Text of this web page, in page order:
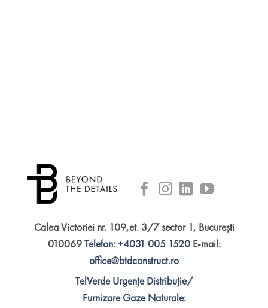
Calea Victoriei nr. 109,et. 3/7 sector 1, București
010069Telefon: +4031 005 1520 E-mail:
office@btdconstruct.ro
TelVerde Urgențe Distribuție/
Furnizare Gaze Naturale: